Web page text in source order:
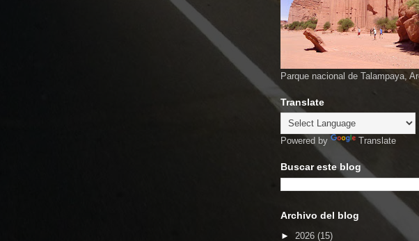
Parque nacional de Talampaya,
Translate
Powered by Translate
Buscar este blog
Archivo del blog
► 2026 (15)